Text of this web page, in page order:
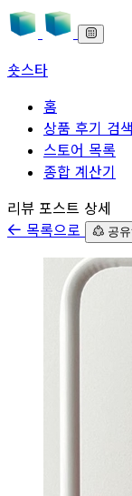
숏스타
홈
상품 후기 검색
스토어 목록
종합 계산기
본문으로 바로가기
리뷰 포스트 상세
목록으로
공